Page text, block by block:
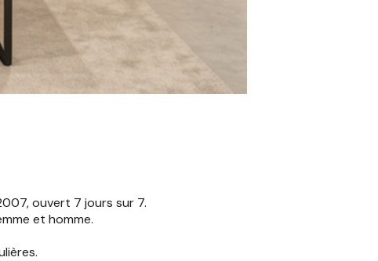
ouvert 7 jours sur 7.
et homme.